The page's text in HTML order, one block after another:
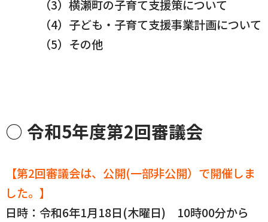
（3）横瀬町の子育て支援策について
（4）子ども・子育て支援事業計画について
（5）その他
○ 令和5年度第2回審議会
【第2回審議会は、公開(一部非公開）で開催しま
した。】
日時：令和6年1月18日(木曜日) 10時00分から